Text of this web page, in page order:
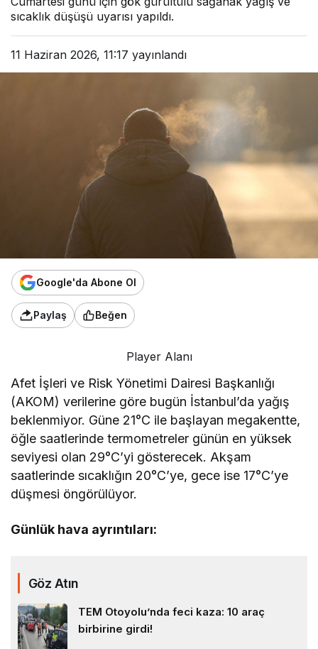
sıcaklık düşüşü uyarısı yapıldı.
11 Haziran 2026, 11:17 yayınlandı
Google'da Abone Ol
Paylaş Beğen
Player Alanı
Afet İşleri ve Risk Yönetimi Dairesi Başkanlığı
(AKOM) verilerine göre bugün İstanbul’da yağış
beklenmiyor. Güne 21°C ile başlayan megakentte,
öğle saatlerinde termometreler günün en yüksek
seviyesi olan 29°C’yi gösterecek. Akşam
saatlerinde sıcaklığın 20°C’ye, gece ise 17°C’ye
düşmesi öngörülüyor.
Günlük hava ayrıntıları:
Göz Atın
TEM Otoyolu’nda feci kaza: 10 araç
birbirine girdi!